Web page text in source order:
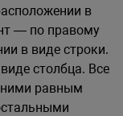
в
— по правому
в виде строки.
столбца. Все
ними равным